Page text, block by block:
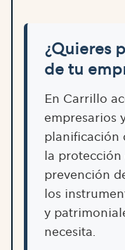
¿Quieres
de tu
En Carrillo
empresarios
planificación
la
prevención
los
y
necesita.